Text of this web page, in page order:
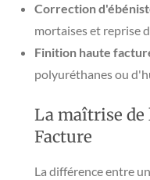
Correction
mortaises et reprise
Finition haute
polyuréthanes ou
​La maîtrise
Facture
​La différence entre